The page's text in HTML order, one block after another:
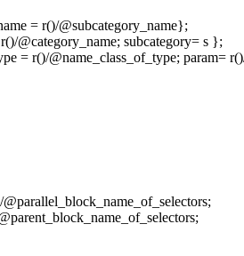
= r()/@subcategory_name};
@category_name; subcategory= s };
= r()/@name_class_of_type; param=